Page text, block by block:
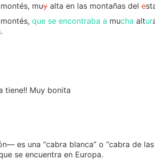
muy alta en las montañas del e
que se encontraba a mucha altur
tiene!! Muy bonita
es una “cabra blanca” o “cabra de
se encuentra en Europa.